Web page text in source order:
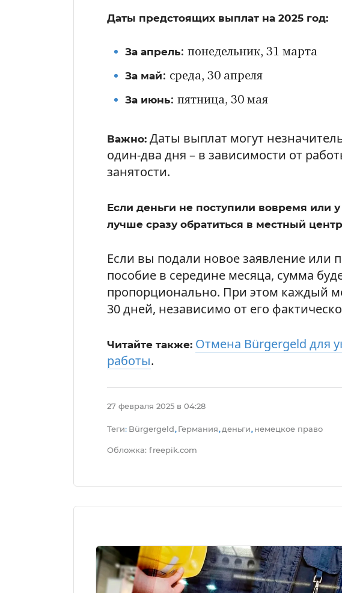
Даты предстоящих выплат на 2025 год:
За апрель: понедельник, 31 марта
За май: среда, 30 апреля
За июнь: пятница, 30 мая
Важно: Даты выплат могут
один-два дня – в зависимости от
занятости.
Если деньги не поступили вовремя или
лучше сразу обратиться в местный
Если вы подали новое заявление или
пособие в середине месяца, сумма
пропорционально. При этом каждый
30 дней, независимо от его
Читайте также: Отмена Bürgergeld для
работы.
27 февраля 2025 в 04:28
Теги: Bürgergeld, Германия, деньги, немецкое право
Обложка: freepik.com